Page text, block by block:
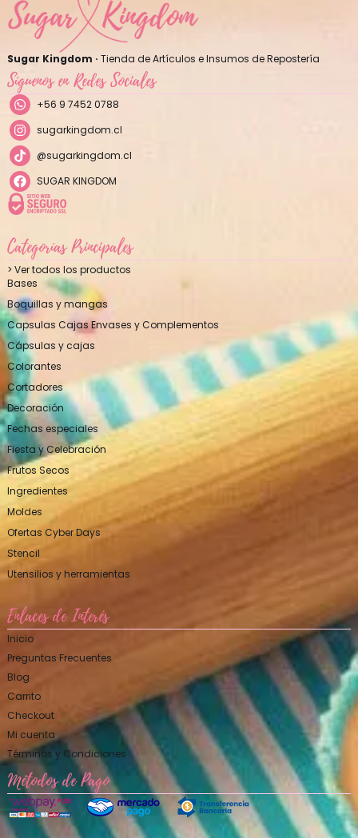
Sugar Kingdom · Tienda de Artículos e Insumos de Repostería
Síguenos en Redes Sociales
+56 9 7452 0788
sugarkingdom.cl
@sugarkingdom.cl
SUGAR KINGDOM
Categorías Principales
> Ver todos los productos
Bases
Boquillas y mangas
Capsulas Cajas Envases y Complementos
Cápsulas y cajas
Colorantes
Cortadores
Decoración
Fechas especiales
Fiesta y Celebración
Frutos Secos
Ingredientes
Moldes
Ofertas Cyber Days
Stencil
Utensilios y herramientas
Enlaces de Interés
Inicio
Preguntas Frecuentes
Blog
Carrito
Checkout
Mi cuenta
Términos y Condiciones
Métodos de Pago